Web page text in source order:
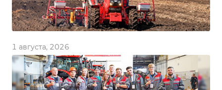
1 августа, 2026